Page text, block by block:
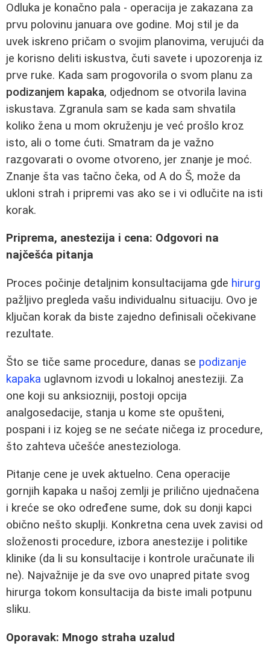
Odluka je konačno pala - operacija je zakazana za
prvu polovinu januara ove godine. Moj stil je da
uvek iskreno pričam o svojim planovima, verujući da
je korisno deliti iskustva, čuti savete i upozorenja iz
prve ruke. Kada sam progovorila o svom planu za
podizanjem kapaka, odjednom se otvorila lavina
iskustava. Zgranula sam se kada sam shvatila
koliko žena u mom okruženju je već prošlo kroz
isto, ali o tome ćuti. Smatram da je važno
razgovarati o ovome otvoreno, jer znanje je moć.
Znanje šta vas tačno čeka, od A do Š, može da
ukloni strah i pripremi vas ako se i vi odlučite na isti
korak.
Priprema, anestezija i cena: Odgovori na
najčešća pitanja
Proces počinje detaljnim konsultacijama gde hirurg
pažljivo pregleda vašu individualnu situaciju. Ovo je
ključan korak da biste zajedno definisali očekivane
rezultate.
Što se tiče same procedure, danas se podizanje
kapaka uglavnom izvodi u lokalnoj anesteziji. Za
one koji su anksiozniji, postoji opcija
analgosedacije, stanja u kome ste opušteni,
pospani i iz kojeg se ne sećate ničega iz procedure,
što zahteva učešće anesteziologa.
Pitanje cene je uvek aktuelno. Cena operacije
gornjih kapaka u našoj zemlji je prilično ujednačena
i kreće se oko određene sume, dok su donji kapci
obično nešto skuplji. Konkretna cena uvek zavisi od
složenosti procedure, izbora anestezije i politike
klinike (da li su konsultacije i kontrole uračunate ili
ne). Najvažnije je da sve ovo unapred pitate svog
hirurga tokom konsultacija da biste imali potpunu
sliku.
Oporavak: Mnogo straha uzalud